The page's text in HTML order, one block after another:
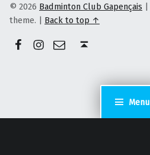
Menu
© 2026 Badminton Club Gapençais |
theme. | Back to top ↑